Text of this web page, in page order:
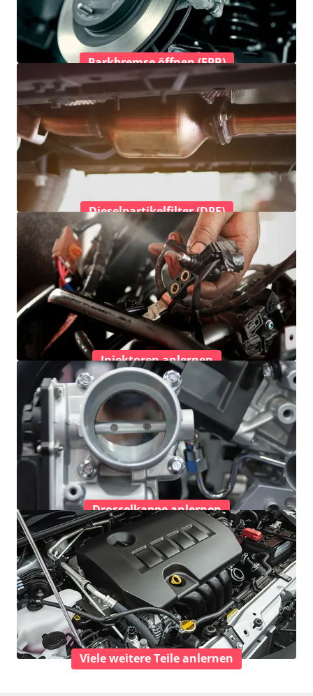
Parkbremse öffnen (EPB)
Dieselpartikelfilter (DPF)
Injektoren anlernen
Drosselkappe anlernen
Viele weitere Teile anlernen